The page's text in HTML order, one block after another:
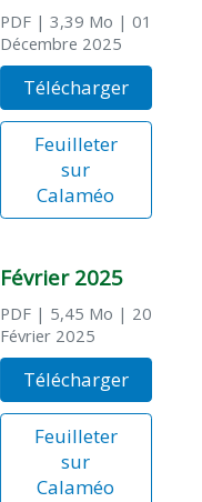
PDF| 3,39 Mo | 01
Décembre 2025
Télécharger
Feuilleter
sur
Calaméo
Février 2025
PDF| 5,45 Mo | 20
Février 2025
Télécharger
Feuilleter
sur
Calaméo